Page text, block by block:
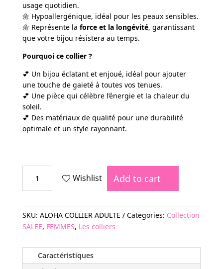
usage quotidien.
🌼 Hypoallergénique, idéal pour les peaux sensibles.
🌼 Représente la force et la longévité, garantissant
que votre bijou résistera au temps.
Pourquoi ce collier ?
💕 Un bijou éclatant et enjoué, idéal pour ajouter
une touche de gaieté à toutes vos tenues.
💕 Une pièce qui célèbre l’énergie et la chaleur du
soleil.
💕 Des matériaux de qualité pour une durabilité
optimale et un style rayonnant.
ALOHA
quantity
Wishlist Add to cart
SKU: ALOHA COLLIER ADULTE Categories: Collection
SALEE, FEMMES, Les colliers
Caractéristiques